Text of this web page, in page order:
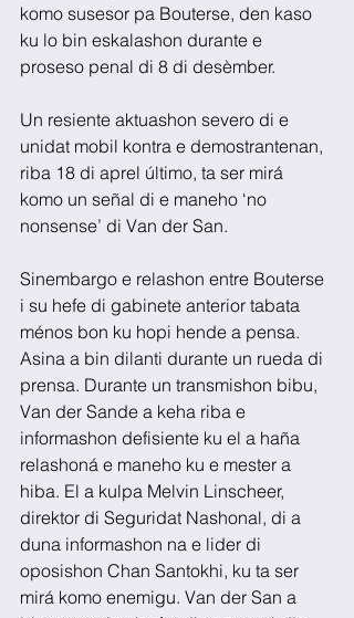
komo susesor pa Bouterse, den kaso
ku lo bin eskalashon durante e
proseso penal di 8 di desèmber.
Un resiente aktuashon severo di e
unidat mobil kontra e demostrantenan,
riba 18 di aprel último, ta ser mirá
komo un señal di e maneho ‘no
nonsense’ di Van der San.
Sinembargo e relashon entre Bouterse
i su hefe di gabinete anterior tabata
ménos bon ku hopi hende a pensa.
Asina a bin dilanti durante un rueda di
prensa. Durante un transmishon bibu,
Van der Sande a keha riba e
informashon defisiente ku el a haña
relashoná e maneho ku e mester a
hiba. El a kulpa Melvin Linscheer,
direktor di Seguridat Nashonal, di a
duna informashon na e lider di
oposishon Chan Santokhi, ku ta ser
mirá komo enemigu. Van der San a